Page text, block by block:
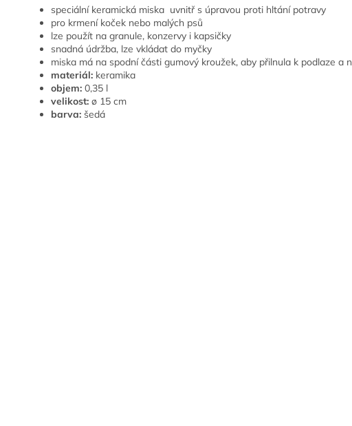
speciální keramická miska uvnitř s úpravou proti hltání potravy
pro krmení koček nebo malých psů
lze použít na granule, konzervy i kapsičky
snadná údržba, lze vkládat do myčky
miska má na spodní části gumový kroužek, aby přilnula k podlaze a
materiál: keramika
objem: 0,35 l
velikost: ø 15 cm
barva: šedá